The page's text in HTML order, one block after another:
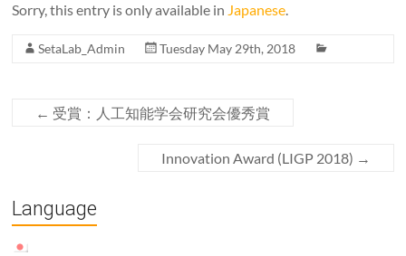
Sorry, this entry is only available in Japanese.
SetaLab_Admin Tuesday May 29th, 2018
← 受賞：人工知能学会研究会優秀賞
Innovation Award (LIGP 2018) →
Language